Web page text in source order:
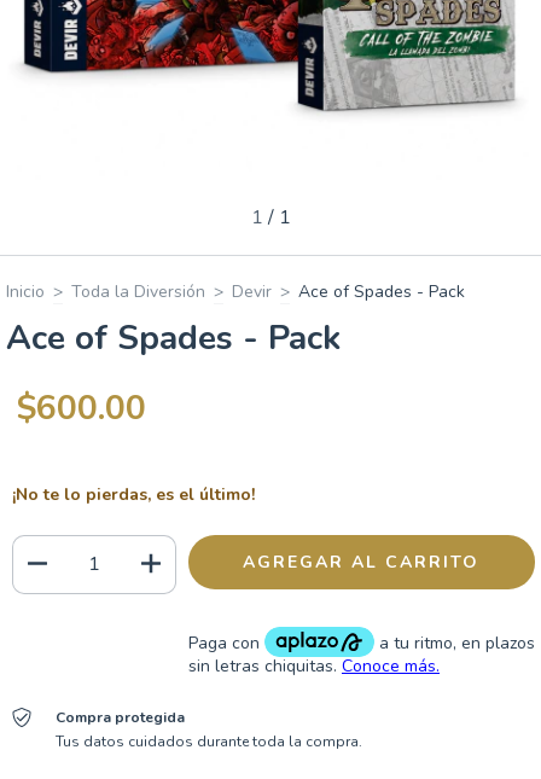
1 / 1
Inicio > Toda la Diversión > Devir > Ace of Spades - Pack
Ace of Spades - Pack
$600.00
¡No te lo pierdas, es el último!
Compra protegida
Tus datos cuidados durante toda la compra.